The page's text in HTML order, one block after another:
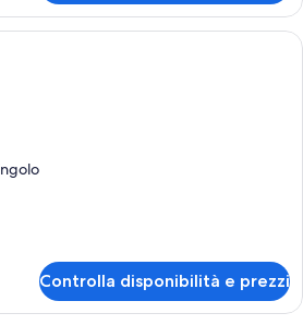
Una camera da letto con testiera in
Controlla disponibilità e prezzi